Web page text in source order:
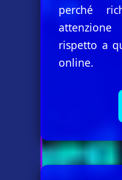
perché
rispetto a
online.